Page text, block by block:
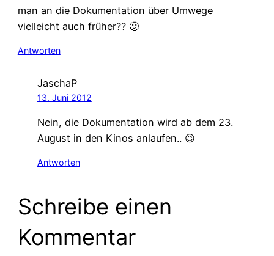
man an die Dokumentation über Umwege
vielleicht auch früher?? 🙂
Antworten
JaschaP
13. Juni 2012
Nein, die Dokumentation wird ab dem 23.
August in den Kinos anlaufen.. 😉
Antworten
Schreibe einen
Kommentar